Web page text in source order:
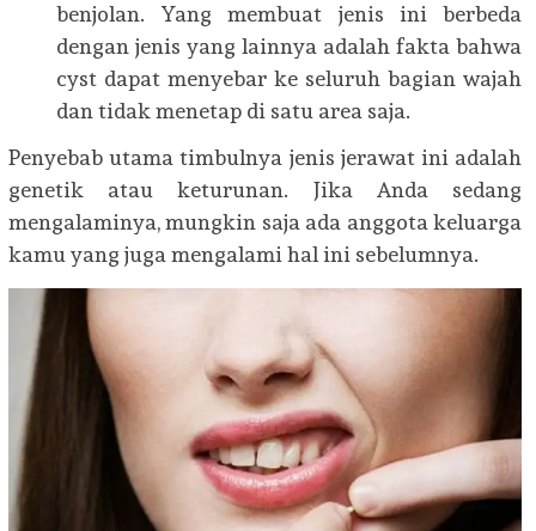
benjolan. Yang membuat jenis ini berbeda
dengan jenis yang lainnya adalah fakta bahwa
cyst dapat menyebar ke seluruh bagian wajah
dan tidak menetap di satu area saja.
Penyebab utama timbulnya jenis jerawat ini adalah
genetik atau keturunan. Jika Anda sedang
mengalaminya, mungkin saja ada anggota keluarga
kamu yang juga mengalami hal ini sebelumnya.